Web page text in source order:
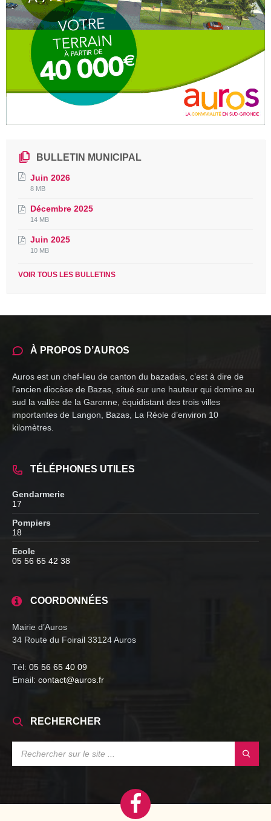
BULLETIN MUNICIPAL
Juin 2026
File
pdf
File
8 MB
Décembre 2025
File
pdf
File
14 MB
Juin 2025
File
pdf
File
10 MB
VOIR TOUS LES BULLETINS
À PROPOS D’AUROS
Auros est un chef-lieu de canton du bazadais, c’est à dire de
l’ancien diocèse de Bazas, situé sur une hauteur qui domine au
sud la vallée de la Garonne, équidistant des trois villes
importantes de Langon, Bazas, La Réole d’environ 10
kilomètres.
TÉLÉPHONES UTILES
Gendarmerie
17
Pompiers
18
Ecole
05 56 65 42 38
COORDONNÉES
Mairie d’Auros
34 Route du Foirail 33124 Auros
Tél: 05 56 65 40 09
Email: contact@auros.fr
RECHERCHER